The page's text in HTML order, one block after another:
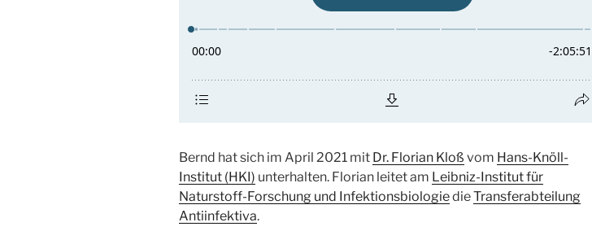
Bernd hat sich im April 2021 mit Dr. Florian Kloß vom Hans-Knöll-
Institut (HKI) unterhalten. Florian leitet am Leibniz-Institut für
Naturstoff-Forschung und InfektionsbiologiedieTransferabteilung
Antiinfektiva.